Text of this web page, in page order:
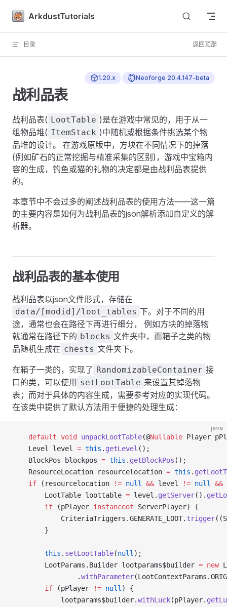
Skip to content
ArkdustTutorials
目录 返回顶部
1.20.x Neoforge 20.4.147-beta
战利品表
战利品表( LootTable )是在游戏中常见的，用于从一
组物品堆( ItemStack )中随机或根据条件挑选某个物
品堆的设计。 在游戏原版中，方块在不同情况下的掉落
(例如矿石的正常挖掘与精准采集的区别)，游戏中宝箱内
容的生成，钓鱼或猫的礼物的决定都是由战利品表提供
的。
本章节中不会过多的阐述战利品表的使用方法——这一篇
的主要内容是如何为战利品表的json解析添加自定义的解
析器。
战利品表的基本使用
战利品表以json文件形式，存储在
data/[modid]/loot_tables 下。对于不同的用
途，通常也会在路径下再进行细分， 例如方块的掉落物
就通常在路径下的 blocks 文件夹中，而箱子之类的物
品随机生成在 chests 文件夹下。
在箱子一类的，实现了 RandomizableContainer 接
口的类，可以使用 setLootTable 来设置其掉落物
表；而对于具体的内容生成，需要参考对应的实现代码。
在该类中提供了默认方法用于便捷的处理生成：
java
    default
void unpackLootTable(@Nullable Player
    Level level
= this . getLevel ();
    BlockPos blockpos
= this . getBlockPos ();
    ResourceLocation resourcelocation
= this .
    if
(resourcelocation != null && level != null &&
        LootTable loottable
= level. getServer().
        if
(pPlayer instanceof ServerPlayer) {
            CriteriaTriggers.GENERATE_LOOT.
trigger
        }
        this
. setLootTable(null );
        LootParams.Builder lootparams$builder
= new
                .
withParameter
        if
(pPlayer != null ) {
            lootparams$builder.
withLuck(pPlayer.